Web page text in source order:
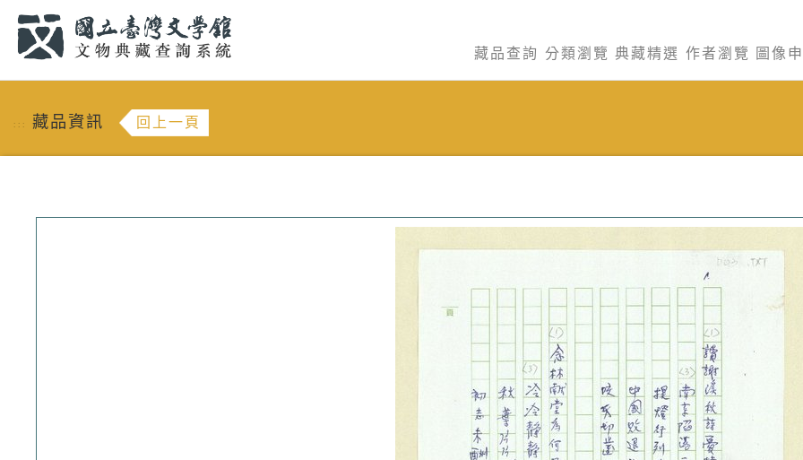
藏品查詢 分類瀏覽 典藏精選 作者瀏覽 圖像
::: 藏品資訊 回上一頁